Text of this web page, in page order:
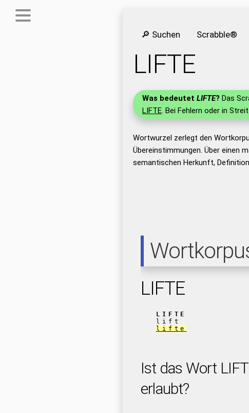
🔎 Suchen Scrabble®
LIFTE
Was bedeutet LIFTE? Das
LIFTE. Bei Fehlern oder in
Wortwurzel zerlegt den
Übereinstimmungen. Über einen
semantischen Herkunft,
LIFTE
LIFTE
lift
lifte
Ist das Wort
erlaubt?